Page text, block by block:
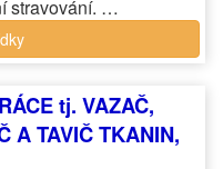
stravování. …
tj. VAZAČ,
A TAVIČ TKANIN,